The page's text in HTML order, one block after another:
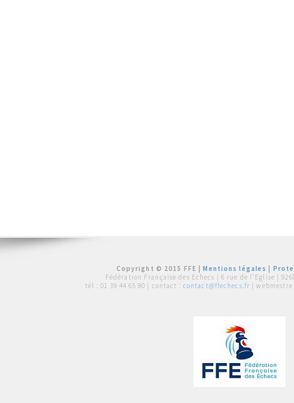
Copyright © 2015 FFE |Mentions légales
Fédération Française des Echecs | 6 rue de l'Eglise |
tél : 01 39 44 65 80 | contact : contact@ffechecs.fr | webmestre